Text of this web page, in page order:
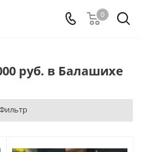
0
руб. в Балашихе